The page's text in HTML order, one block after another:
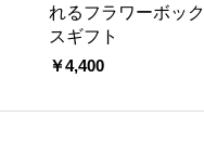
れるフラワーボック
スギフト
￥4,400